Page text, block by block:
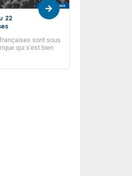
22
sont sous
qui s'est bien